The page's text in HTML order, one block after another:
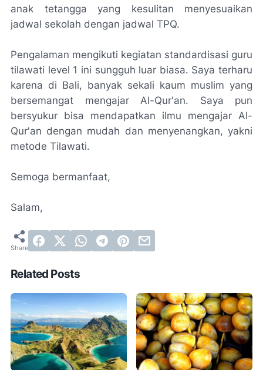
anak tetangga yang kesulitan menyesuaikan
jadwal sekolah dengan jadwal TPQ.
Pengalaman mengikuti kegiatan standardisasi guru
tilawati level 1 ini sungguh luar biasa. Saya terharu
karena di Bali, banyak sekali kaum muslim yang
bersemangat mengajar Al-Qur'an. Saya pun
bersyukur bisa mendapatkan ilmu mengajar Al-
Qur'an dengan mudah dan menyenangkan, yakni
metode Tilawati.
Semoga bermanfaat,
Salam,
Related Posts